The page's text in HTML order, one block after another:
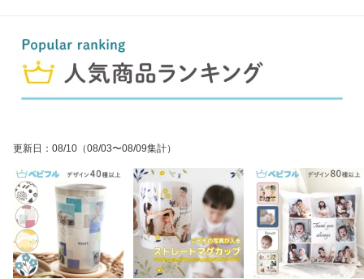
更新日 ： 08/10 （08/03〜08/09集計）